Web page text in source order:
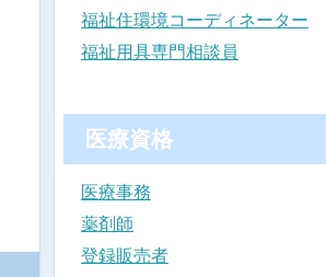
福祉住環境コーディネーター
福祉用具専門相談員
医療資格
医療事務
薬剤師
登録販売者